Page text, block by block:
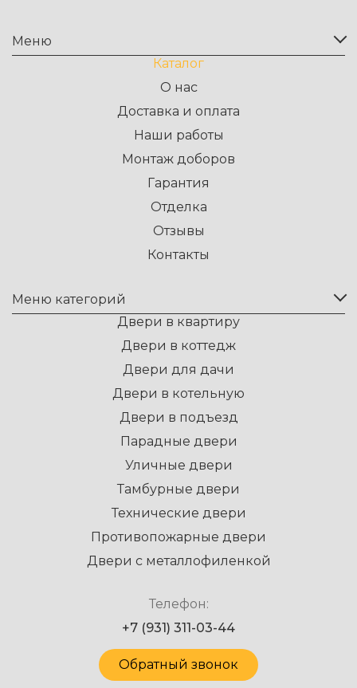
Меню
Каталог
О нас
Доставка и оплата
Наши работы
Монтаж доборов
Гарантия
Отделка
Отзывы
Контакты
Меню категорий
Двери в квартиру
Двери в коттедж
Двери для дачи
Двери в котельную
Двери в подъезд
Парадные двери
Уличные двери
Тамбурные двери
Технические двери
Противопожарные двери
Двери с металлофиленкой
Телефон:
+7 (931) 311-03-44
Обратный звонок